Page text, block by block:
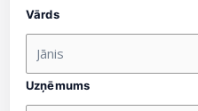
Vārds
Uzņēmums